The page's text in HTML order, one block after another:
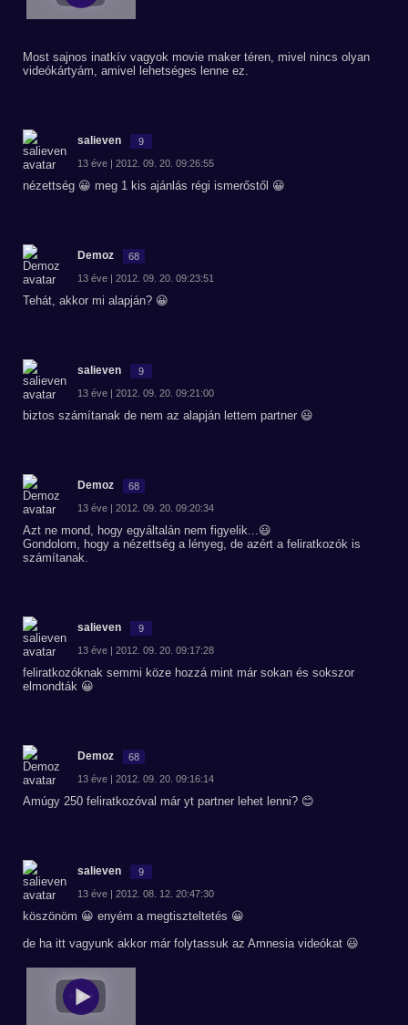
Most sajnos inatkív vagyok movie maker téren, mivel nincs olyan
videókártyám, amivel lehetséges lenne ez.
salieven 9
13 éve | 2012. 09. 20. 09:26:55
nézettség 😀 meg 1 kis ajánlás régi ismerőstől 😀
Demoz 68
13 éve | 2012. 09. 20. 09:23:51
Tehát, akkor mi alapján? 😀
salieven 9
13 éve | 2012. 09. 20. 09:21:00
biztos számítanak de nem az alapján lettem partner 😃
Demoz 68
13 éve | 2012. 09. 20. 09:20:34
Azt ne mond, hogy egyáltalán nem figyelik...😃
Gondolom, hogy a nézettség a lényeg, de azért a feliratkozók is
számítanak.
salieven 9
13 éve | 2012. 09. 20. 09:17:28
feliratkozóknak semmi köze hozzá mint már sokan és sokszor
elmondták 😀
Demoz 68
13 éve | 2012. 09. 20. 09:16:14
Amúgy 250 feliratkozóval már yt partner lehet lenni? 😊
salieven 9
13 éve | 2012. 08. 12. 20:47:30
köszönöm 😀 enyém a megtiszteltetés 😀
de ha itt vagyunk akkor már folytassuk az Amnesia videókat 😃